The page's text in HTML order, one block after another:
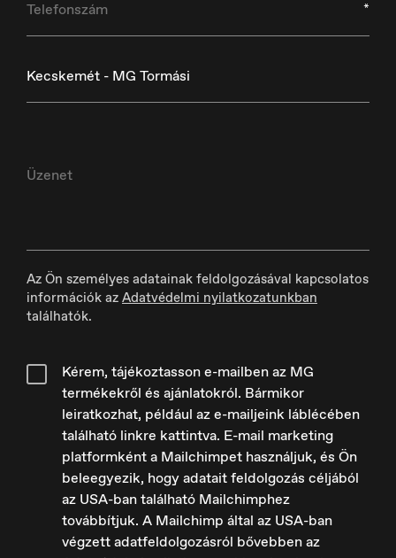
Čeština
Dansk
Deutschland
Deutsch
España
Español
*
Kecskemét - MG Tormási
Az Ön személyes adatainak feldolgozásával kapcsolatos
információk az Adatvédelmi nyilatkozatunkban
találhatók.
Kérem, tájékoztasson e-mailben az MG
termékekről és ajánlatokról. Bármikor
leiratkozhat, például az e-mailjeink láblécében
található linkre kattintva. E-mail marketing
platformként a Mailchimpet használjuk, és Ön
beleegyezik, hogy adatait feldolgozás céljából
az USA-ban található Mailchimphez
továbbítjuk. A Mailchimp által az USA-ban
végzett adatfeldolgozásról bővebben az